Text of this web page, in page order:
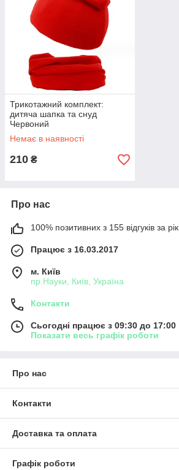
Трикотажний комплект:
дитяча шапка та снуд
Червоний
Немає в наявності
210 ₴
Про нас
100% позитивних з 155 відгуків за рік
Працює з 16.03.2017
м. Київ
пр.Науки, Київ, Україна
Контакти
Сьогодні працює з 09:30 до 17:00
Показати весь графік роботи
Про нас
Контакти
Доставка та оплата
Графік роботи